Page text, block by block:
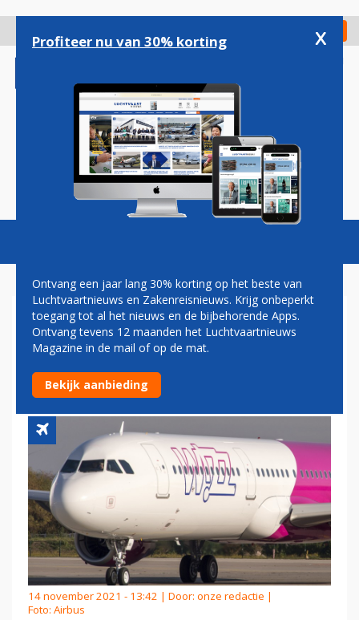
gaan
Check in
Magazine Podcasts Vacatures
MOEDERBEDRIJF WIZZ AIR
BESTELT 255 NIEUWE
VLIEGTUIGEN BIJ AIRBUS
14 november 2021 - 13:42 | Door: onze redactie |
Foto: Airbus
Profiteer nu van 30% korting x
Ontvang een jaar lang 30% korting op het beste van
Luchtvaartnieuws en Zakenreisnieuws. Krijg onbeperkt
toegang tot al het nieuws en de bijbehorende Apps.
Ontvang tevens 12 maanden het Luchtvaartnieuws
Magazine in de mail of op de mat.
Bekijk aanbieding